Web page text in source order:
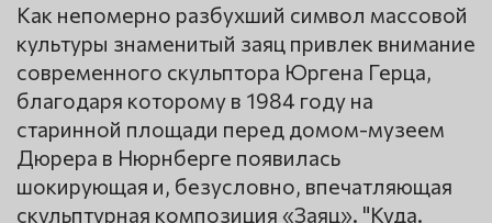
Как непомерно разбухший символ массовой
культуры знаменитый заяц привлек внимание
современного скульптора Юргена Герца,
благодаря которому в 1984 году на
старинной площади перед домом-музеем
Дюрера в Нюрнберге появилась
шокирующая и, безусловно, впечатляющая
скульптурная композиция «Заяц». "Куда.